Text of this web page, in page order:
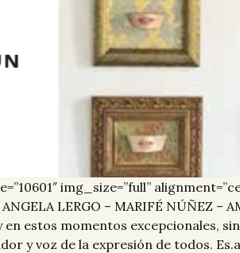
img_size=”full”
LERGO – MARIFÉ NÚÑEZ –
estos momentos excepcionales,
y voz de la expresión de todos.